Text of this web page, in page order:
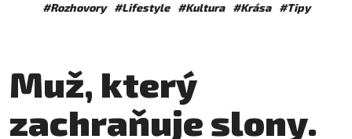
#Rozhovory
#Lifestyle #Kultura #Krása #Tipy
Muž, který
zachraňuje slony.